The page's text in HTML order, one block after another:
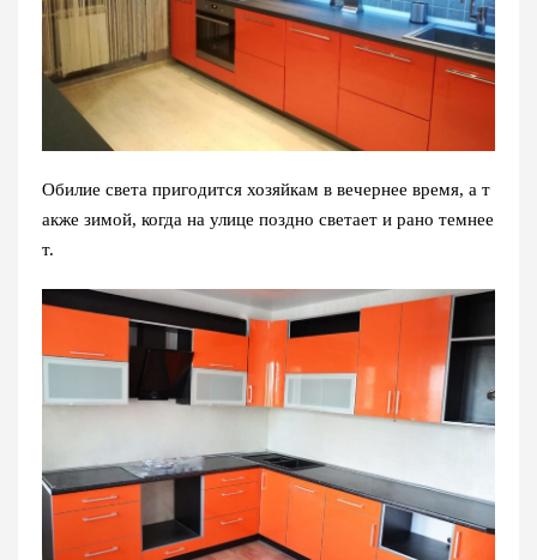
Обилие света пригодится хозяйкам в вечернее время, а т
акже зимой, когда на улице поздно светает и рано темнее
т.